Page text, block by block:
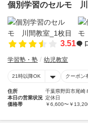
個別学習のセルモ
3.51
学習塾・塾 幼児教室
21時以降OK クーポン
住所
千葉県野田市尾崎
本日の営業状況 定休日
価格帯
￥6,600〜￥